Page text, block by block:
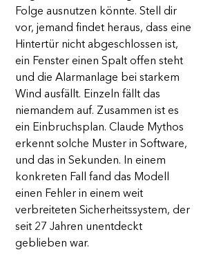
Folge ausnutzen könnte. Stell dir
vor, jemand findet heraus, dass eine
Hintertür nicht abgeschlossen ist,
ein Fenster einen Spalt offen steht
und die Alarmanlage bei starkem
Wind ausfällt. Einzeln fällt das
niemandem auf. Zusammen ist es
ein Einbruchsplan. Claude Mythos
erkennt solche Muster in Software,
und das in Sekunden. In einem
konkreten Fall fand das Modell
einen Fehler in einem weit
verbreiteten Sicherheitssystem, der
seit 27 Jahren unentdeckt
geblieben war.